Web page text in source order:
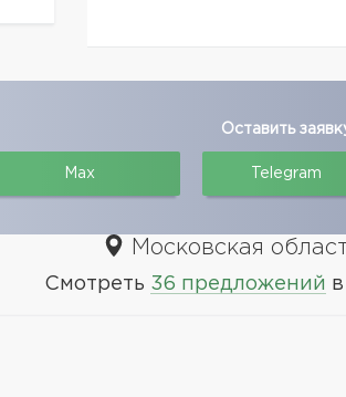
Оставить
Max Telegram
Московская
Смотреть 36 предложений